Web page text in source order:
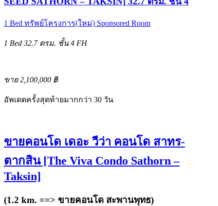
1 Bed ทรัพย์โครงการ(ใหม่) Sponsored Room
1 Bed 32.7 ตรม. ชั้น 4 FH
ขาย 2,100,000 ฿
อัพเดตครั้งสุดท้ายมากกว่า 30 วัน
ขายคอนโด เดอะ วีว่า คอนโด สาทร-
ตากสิน [The Viva Condo Sathorn –
Taksin]
(1.2 km. ==> ขายคอนโด สะพานพุทธ)